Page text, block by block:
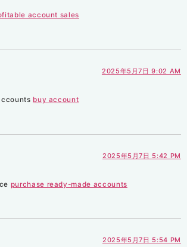
account sales
2025年5月7日 9:02 AM
buy account
2025年5月7日 5:42 PM
purchase ready-made accounts
2025年5月7日 5:54 PM